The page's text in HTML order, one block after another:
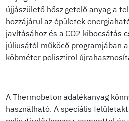
újjászülető hőszigetelő anyag a
hozzájárul az épületek
javításához és a CO2 kibocsátás
júliusától működő programjában
köbméter polisztirol
A Thermobeton adalékanyag
használható. A speciális